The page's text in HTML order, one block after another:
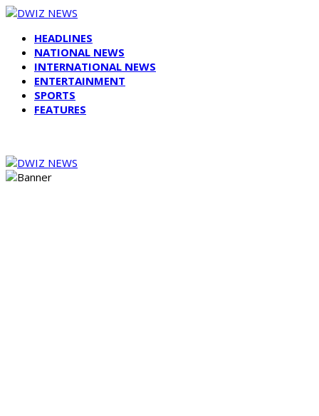
HEADLINES
NATIONAL NEWS
INTERNATIONAL NEWS
ENTERTAINMENT
SPORTS
FEATURES